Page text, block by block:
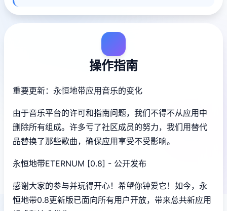
操作指南
重要更新：永恒地带应用音乐的变化
由于音乐平台的许可和指南问题，我们不得不从应用中
删除所有组成。许多亏了社区成员的努力，我们用替代
品替换了那些歌曲，确保应用享受不受影响。
永恒地带ETERNUM [0.8] - 公开发布
感谢大家的参与并玩得开心！希望你钟爱它！如今，永
恒地带0.8更新版已面向所有用户开放，带来总共新应用